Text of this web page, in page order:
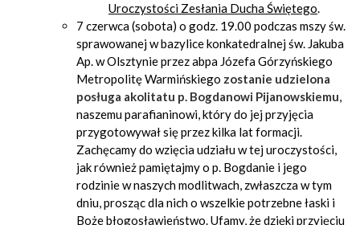
Uroczystości Zesłania Ducha Świętego.
7 czerwca (sobota) o godz. 19.00 podczas mszy św.
sprawowanej w bazylice konkatedralnej św. Jakuba
Ap. w Olsztynie przez abpa Józefa Górzyńskiego
Metropolitę Warmińskiego zostanie udzielona
posługa akolitatu p. Bogdanowi Pijanowskiemu,
naszemu parafianinowi, który do jej przyjęcia
przygotowywał się przez kilka lat formacji.
Zachęcamy do wzięcia udziału w tej uroczystości,
jak również pamiętajmy o p. Bogdanie i jego
rodzinie w naszych modlitwach, zwłaszcza w tym
dniu, prosząc dla nich o wszelkie potrzebne łaski i
Boże błogosławieństwo. Ufamy, że dzięki przyjęciu